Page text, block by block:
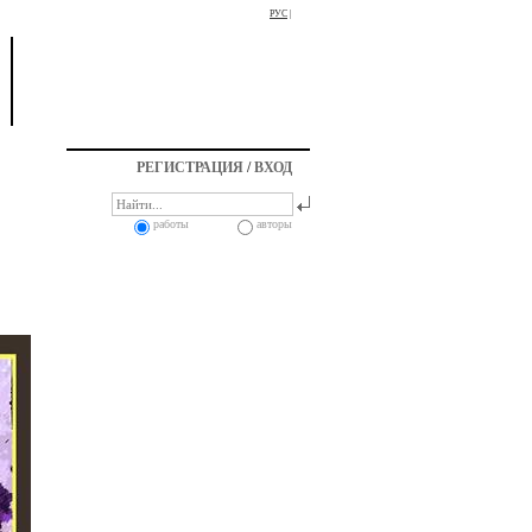
РУС
РЕГИСТРАЦИЯ /ВХОД
работы авторы